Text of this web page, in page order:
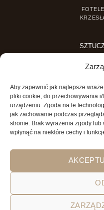
Aby zapewnić jak najlepsze
pliki cookie, do przechowywania
urządzeniu. Zgoda na te
jak zachowanie podczas
stronie. Brak wyrażenia zgody
wpłynąć na niektóre cechy i
SZTUCZNE
MINI
POLITYKA PRYWATNOŚCI